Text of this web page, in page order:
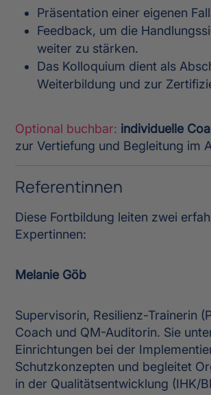
Präsentation einer eigenen
Feedback, um die
weiter zu stärken.
Das Kolloquium dient als
Weiterbildung und zur
Optional buchbar: individuelle
zur Vertiefung und Begleitung im
Referentinnen
Diese Fortbildung leiten zwei
Expertinnen:
Melanie Göb
Supervisorin, Resilienz-Trainerin
Coach und QM-Auditorin. Sie
Einrichtungen bei der
Schutzkonzepten und begleitet
in der Qualitätsentwicklung (IHK/